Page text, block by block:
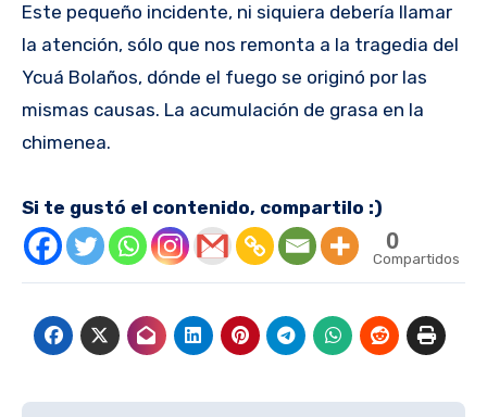
Este pequeño incidente, ni siquiera debería llamar
la atención, sólo que nos remonta a la tragedia del
Ycuá Bolaños, dónde el fuego se originó por las
mismas causas. La acumulación de grasa en la
chimenea.
Si te gustó el contenido, compartilo :)
0
Compartidos